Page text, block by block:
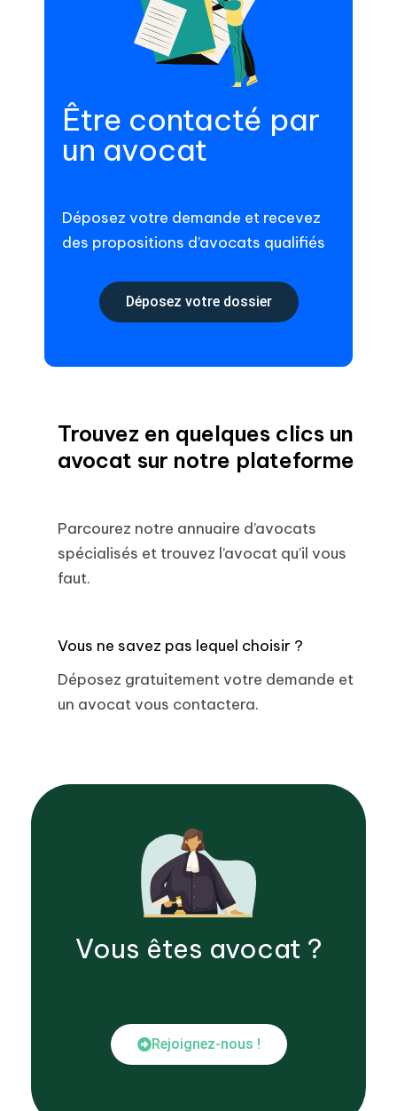
Être contacté par
un avocat
Déposez votre demande et recevez
des propositions d’avocats qualifiés
Déposez votre dossier
Trouvez en quelques clics un
avocat sur notre plateforme
Parcourez notre annuaire d’avocats
spécialisés et trouvez l’avocat qu’il vous
faut.
Vous ne savez pas lequel choisir ?
Déposez gratuitement votre demande et
un avocat vous contactera.
Vous êtes avocat ?
Rejoignez-nous !